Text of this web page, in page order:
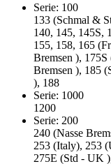
Serie: 100
133 (Schmal &
140, 145, 145S,
155, 158, 165
Bremsen ),
Bremsen ), 185
), 188
Serie: 1000
1200
Serie: 200
240 (Nasse
253 (Italy), 253
275E (Std - UK